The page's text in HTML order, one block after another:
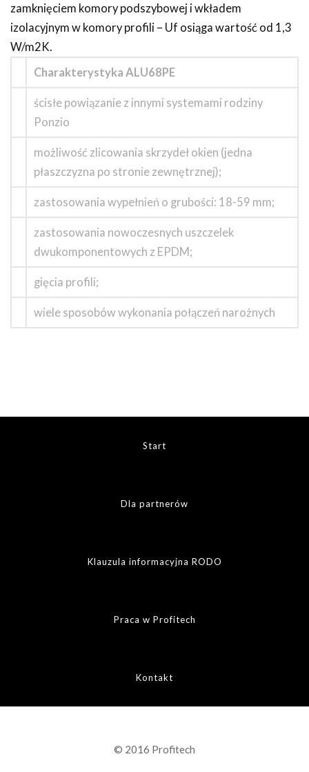
zamknięciem komory podszybowej i wkładem
izolacyjnym w komory profili – Uf osiąga wartość od 1,3
W/m2K.
Charakterystyka ALU68PE
ścisłe powiązanie z innymi systemami rodziny
Ponzio
możliwość zlicowania skrzydeł okien (jedna
płaszczyzna po stronie zewnętrznej);
zastosowania wypełnień o grubości: 18-59 mm;
zastosowania nowoczesnych uszczelek
dwukomponentowych z EPDM;
gięcia profili;
wiele sposobów wykonania połączeń narożnych
Start
Dla partnerów
Klauzula informacyjna RODO
Praca w Profitech
Kontakt
© 2016 Profitech